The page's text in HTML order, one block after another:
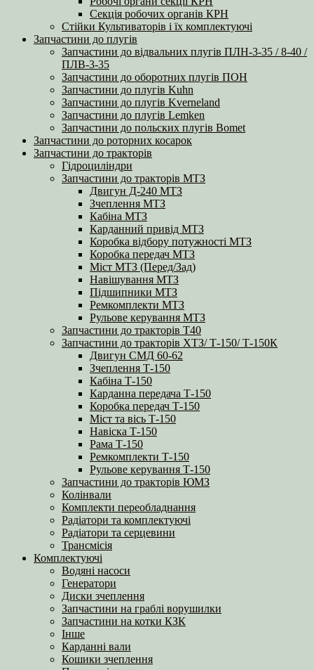
Секція робочих органів КРН
Стійки Культиваторів і їх комплектуючі
Запчастини до плугів
Запчастини до відвальних плугів ПЛН-3-35 / 8-40 /
ПЛВ-3-35
Запчастини до оборотних плугів ПОН
Запчастини до плугів Kuhn
Запчастини до плугів Kverneland
Запчастини до плугів Lemken
Запчастини до польских плугів Bomet
Запчастини до роторних косарок
Запчастини до тракторів
Гідроциліндри
Запчастини до тракторів МТЗ
Двигун Д-240 МТЗ
Зчеплення МТЗ
Кабіна МТЗ
Карданний привід МТЗ
Коробка відбору потужності МТЗ
Коробка передач МТЗ
Міст МТЗ (Перед/Зад)
Навішування МТЗ
Підшипники МТЗ
Ремкомплекти МТЗ
Рульове керування МТЗ
Запчастини до тракторів Т40
Запчастини до тракторів ХТЗ/ Т-150/ Т-150К
Двигун СМД 60-62
Зчеплення Т-150
Кабіна Т-150
Карданна передача Т-150
Коробка передач Т-150
Міст та вісь Т-150
Навіска Т-150
Рама Т-150
Ремкомплекти Т-150
Рульове керування Т-150
Запчастини до тракторів ЮМЗ
Колінвали
Комплекти переобладнання
Радіатори та комплектуючі
Радіатори та серцевини
Трансмісія
Комплектуючі
Водяні насоси
Генератори
Диски зчеплення
Запчастини на граблі ворушилки
Запчастини на котки КЗК
Інше
Карданні вали
Кошики зчеплення